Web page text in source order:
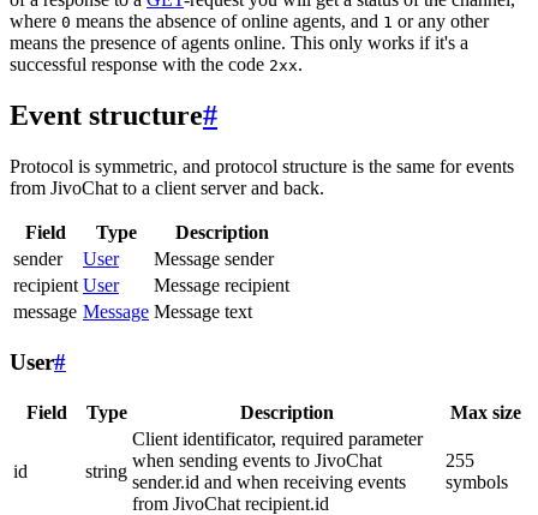
where 0 means the absence of online agents, and 1 or any other
means the presence of agents online. This only works if it's a
successful response with the code 2xx.
Event structure#
Protocol is symmetric, and protocol structure is the same for events
from JivoChat to a client server and back.
Field Type
Description
sender
User
Message sender
recipient User
Message recipient
message Message Message text
User#
Field Type Description Max size
id string
Client identificator, required parameter
when sending events to JivoChat
sender.id and when receiving events
from JivoChat recipient.id
255
symbols